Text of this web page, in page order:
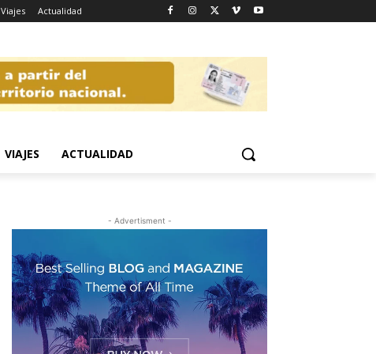
Viajes Actualidad
VIAJES ACTUALIDAD
- Advertisment -